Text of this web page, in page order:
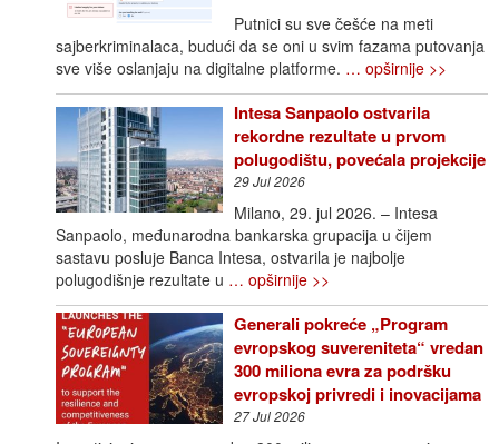
Putnici su sve češće na meti
sajberkriminalaca, budući da se oni u svim fazama putovanja
sve više oslanjaju na digitalne platforme. … opširnije >>
Intesa Sanpaolo ostvarila
rekordne rezultate u prvom
polugodištu, povećala projekcije
29 Jul 2026
Milano, 29. jul 2026. – Intesa
Sanpaolo, međunarodna bankarska grupacija u čijem
sastavu posluje Banca Intesa, ostvarila je najbolje
polugodišnje rezultate u … opširnije >>
Generali pokreće „Program
evropskog suvereniteta“ vredan
300 miliona evra za podršku
evropskoj privredi i inovacijama
27 Jul 2026